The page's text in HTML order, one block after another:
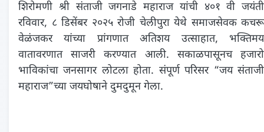
शिरोमणी श्री संताजी जगनाडे महाराज यांची ४०१ वी जयंती
रविवार, ८ डिसेंबर २०२५ रोजी चेलीपुरा येथे समाजसेवक कचरू
वेळंजकर यांच्या प्रांगणात अतिशय उत्साहात, भक्तिमय
वातावरणात साजरी करण्यात आली. सकाळपासूनच हजारो
भाविकांचा जनसागर लोटला होता. संपूर्ण परिसर “जय संताजी
महाराज”च्या जयघोषाने दुमदुमून गेला.